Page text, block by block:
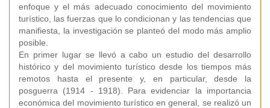
enfoque y el más adecuado conocimiento del movimiento
turístico, las fuerzas que lo condicionan y las tendencias que
manifiesta, la investigación se planteó del modo más amplio
posible.
En primer lugar se llevó a cabo un estudio del desarrollo
histórico y del movimiento turístico desde los tiempos más
remotos hasta el presente y, en particular, desde la
posguerra (1914 - 1918). Para evidenciar la importancia
económica del movimiento turístico en general, se realizó un